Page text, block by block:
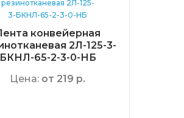
конвейерная
2Л-125-3-
БКНЛ-65-2-3-0-НБ
Цена: от 219 р.